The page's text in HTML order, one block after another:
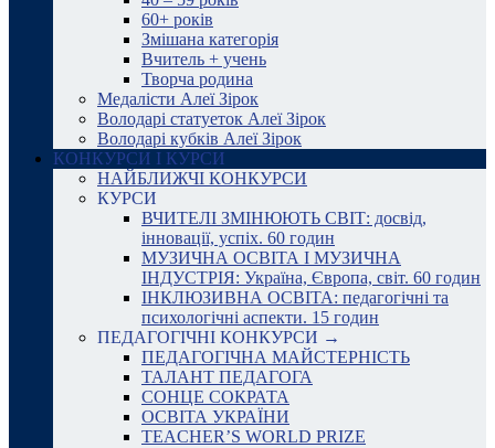
60+ років
Змішана категорія
Вчитель + учень
Творча родина
Медалісти Алеї Зірок
Володарі статуеток Алеї Зірок
Володарі кубків Алеї Зірок
КОНКУРСИ І КУРСИ
НАЙБЛИЖЧІ КОНКУРСИ
КУРСИ
ВЧИТЕЛІ ЗМІНЮЮТЬ СВІТ: досвід,
інновації, успіх. 60 годин
МУЗИЧНА ОСВІТА І МУЗИЧНА
ІНДУСТРІЯ: Україна, Європа, світ. 60 годин
ІНКЛЮЗИВНА ОСВІТА: педагогічні та
психологічні аспекти. 15 годин
ПЕДАГОГІЧНІ КОНКУРСИ →
ПЕДАГОГІЧНА МАЙСТЕРНІСТЬ
ТАЛАНТ ПЕДАГОГА
СОНЦЕ СОКРАТА
ОСВІТА УКРАЇНИ
TEACHER’S WORLD PRIZE